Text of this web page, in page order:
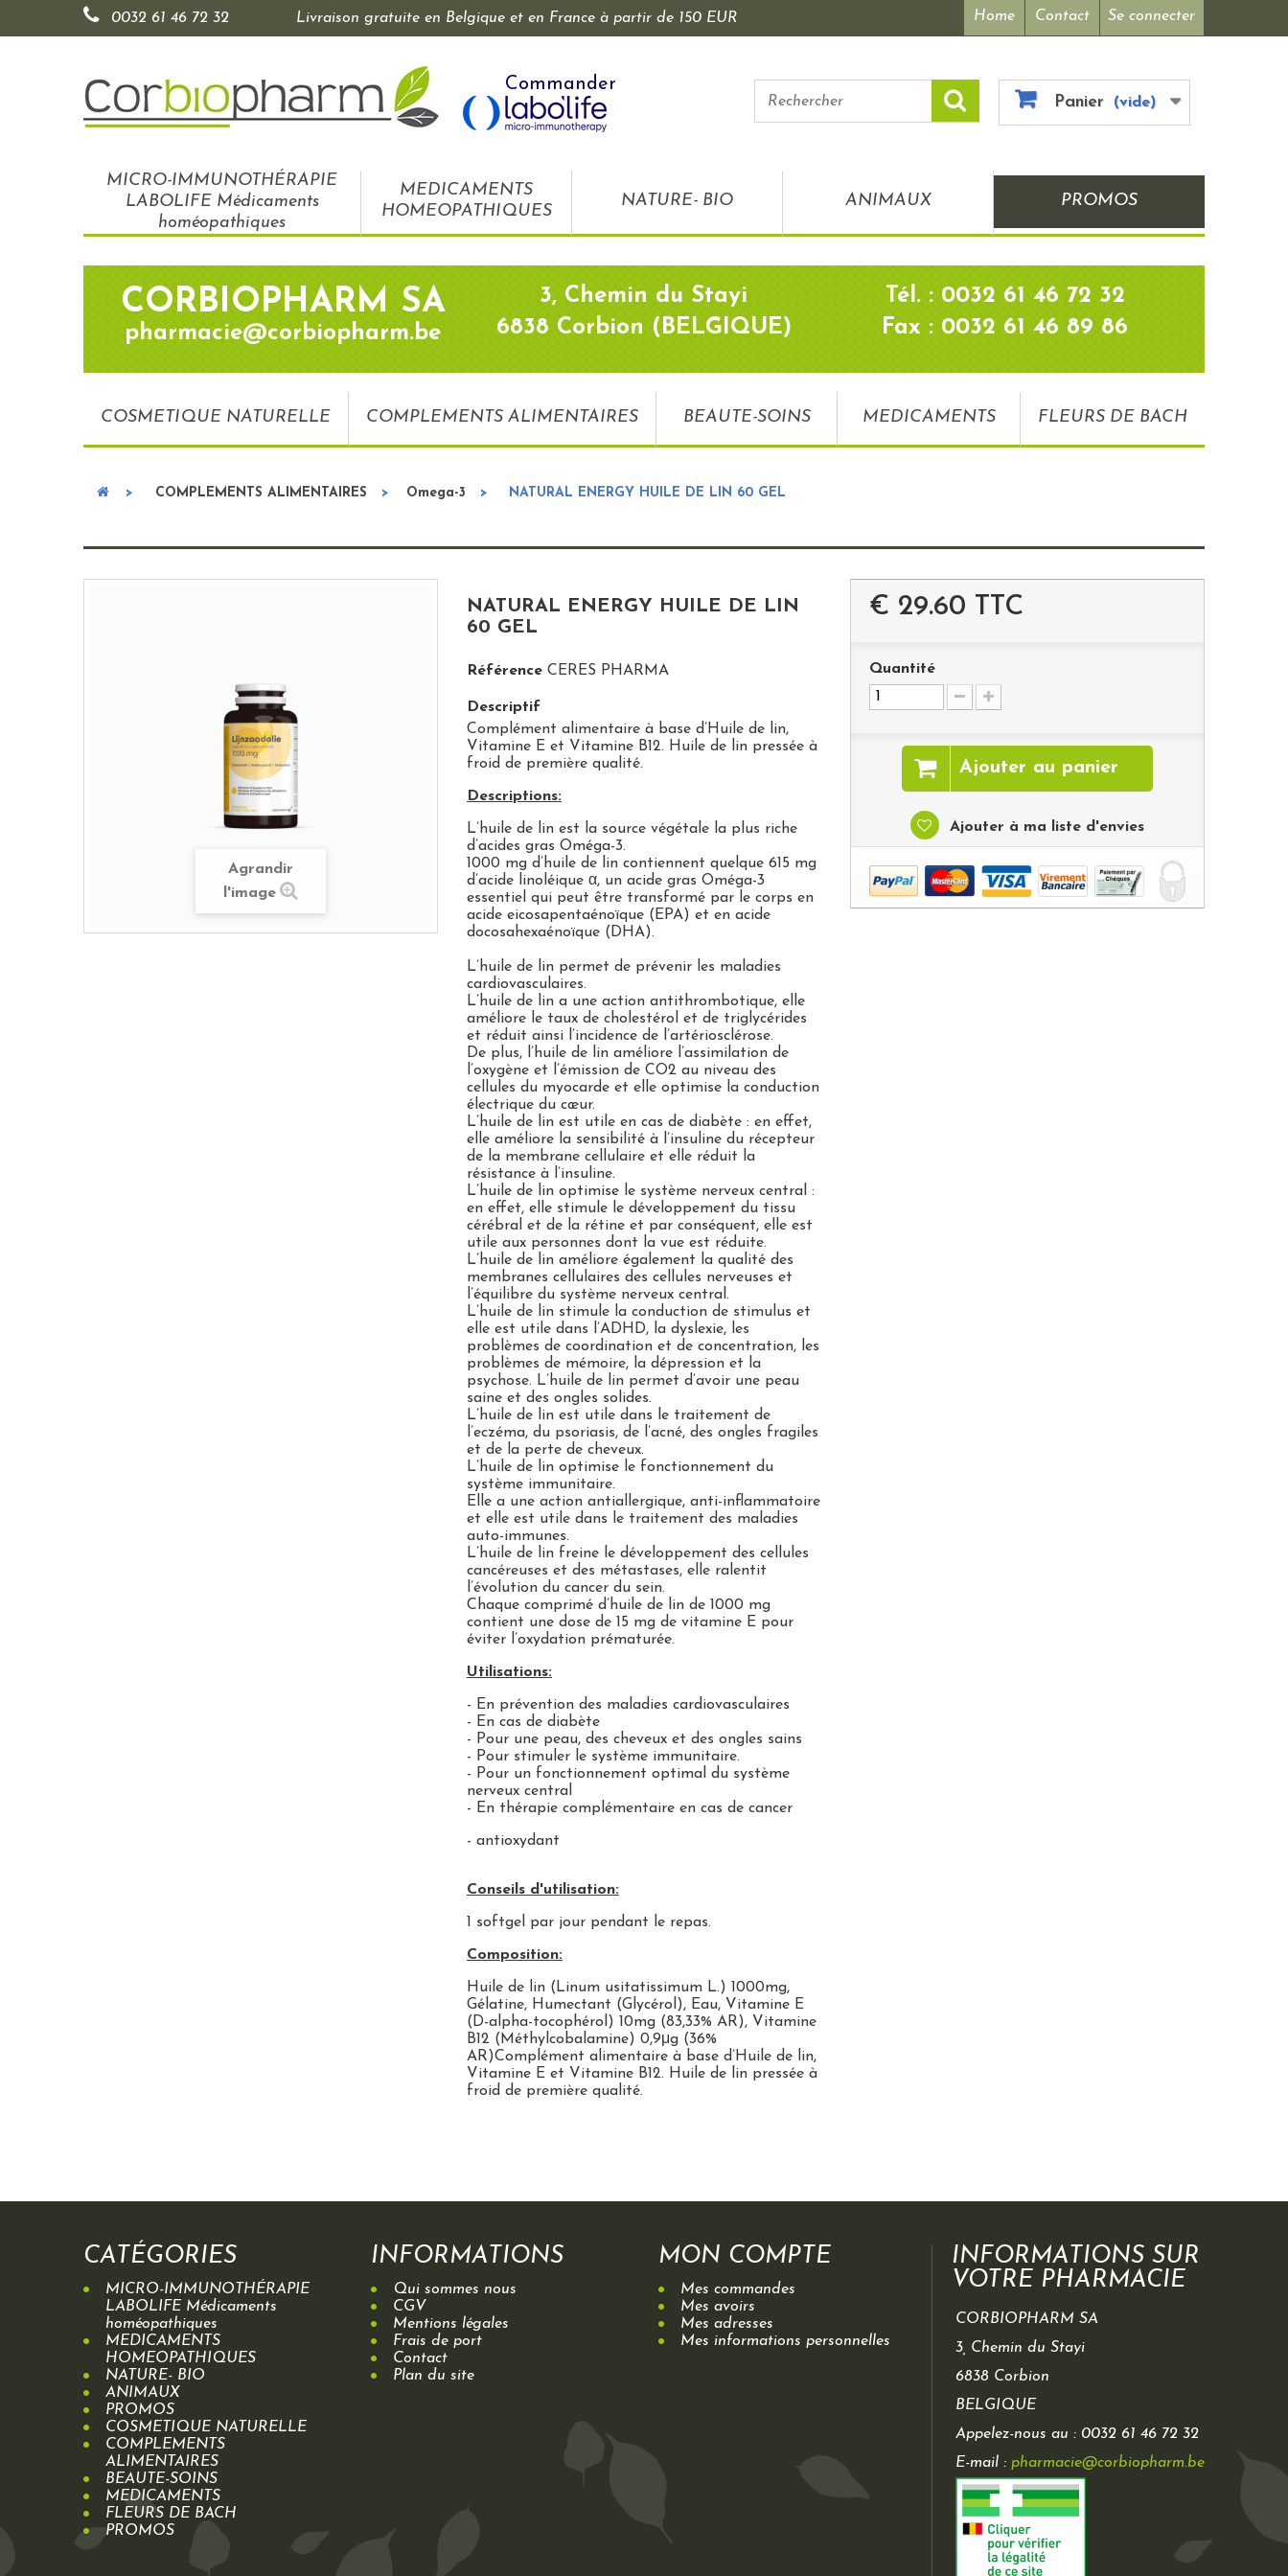
Se connecter
Home Contact
0032 61 46 72 32 Livraison gratuite en Belgique et en France à partir de 150 EUR
Commander
Panier (vide)
MICRO-IMMUNOTHÉRAPIE
LABOLIFE Médicaments
homéopathiques
MEDICAMENTS
HOMEOPATHIQUES
NATURE- BIO ANIMAUX PROMOS
CORBIOPHARM SA
pharmacie@corbiopharm.be
3, Chemin du Stayi
6838 Corbion (BELGIQUE)
Tél. : 0032 61 46 72 32
Fax : 0032 61 46 89 86
COSMETIQUE NATURELLE COMPLEMENTS ALIMENTAIRES BEAUTE-SOINS MEDICAMENTS FLEURS DE BACH
> COMPLEMENTS ALIMENTAIRES > Omega-3 > NATURAL ENERGY HUILE DE LIN 60 GEL
Agrandir
l'image
NATURAL ENERGY HUILE DE LIN
60 GEL
Référence CERES PHARMA
Descriptif
Complément alimentaire à base d’Huile de lin,
Vitamine E et Vitamine B12. Huile de lin pressée à
froid de première qualité.
Descriptions:
L’huile de lin est la source végétale la plus riche
d’acides gras Oméga-3.
1000 mg d’huile de lin contiennent quelque 615 mg
d’acide linoléique α, un acide gras Oméga-3
essentiel qui peut être transformé par le corps en
acide eicosapentaénoïque (EPA) et en acide
docosahexaénoïque (DHA).
L’huile de lin permet de prévenir les maladies
cardiovasculaires.
L’huile de lin a une action antithrombotique, elle
améliore le taux de cholestérol et de triglycérides
et réduit ainsi l’incidence de l’artériosclérose.
De plus, l’huile de lin améliore l’assimilation de
l’oxygène et l’émission de CO2 au niveau des
cellules du myocarde et elle optimise la conduction
électrique du cœur.
L’huile de lin est utile en cas de diabète : en effet,
elle améliore la sensibilité à l’insuline du récepteur
de la membrane cellulaire et elle réduit la
résistance à l’insuline.
L’huile de lin optimise le système nerveux central :
en effet, elle stimule le développement du tissu
cérébral et de la rétine et par conséquent, elle est
utile aux personnes dont la vue est réduite.
L’huile de lin améliore également la qualité des
membranes cellulaires des cellules nerveuses et
l’équilibre du système nerveux central.
L’huile de lin stimule la conduction de stimulus et
elle est utile dans l’ADHD, la dyslexie, les
problèmes de coordination et de concentration, les
problèmes de mémoire, la dépression et la
psychose. L’huile de lin permet d’avoir une peau
saine et des ongles solides.
L’huile de lin est utile dans le traitement de
l’eczéma, du psoriasis, de l’acné, des ongles fragiles
et de la perte de cheveux.
L’huile de lin optimise le fonctionnement du
système immunitaire.
Elle a une action antiallergique, anti-inflammatoire
et elle est utile dans le traitement des maladies
auto-immunes.
L’huile de lin freine le développement des cellules
cancéreuses et des métastases, elle ralentit
l’évolution du cancer du sein.
Chaque comprimé d’huile de lin de 1000 mg
contient une dose de 15 mg de vitamine E pour
éviter l’oxydation prématurée.
Utilisations:
- En prévention des maladies cardiovasculaires
- En cas de diabète
- Pour une peau, des cheveux et des ongles sains
- Pour stimuler le système immunitaire.
- Pour un fonctionnement optimal du système
nerveux central
- En thérapie complémentaire en cas de cancer
- antioxydant
Conseils d'utilisation:
1 softgel par jour pendant le repas.
Composition:
Huile de lin (Linum usitatissimum L.) 1000mg,
Gélatine, Humectant (Glycérol), Eau, Vitamine E
(D-alpha-tocophérol) 10mg (83,33% AR), Vitamine
B12 (Méthylcobalamine) 0,9μg (36%
AR)Complément alimentaire à base d’Huile de lin,
Vitamine E et Vitamine B12. Huile de lin pressée à
froid de première qualité.
€ 29.60 TTC
Quantité
Ajouter au panier
Ajouter à ma liste d'envies
CATÉGORIES
MICRO-IMMUNOTHÉRAPIE
LABOLIFE Médicaments
homéopathiques
MEDICAMENTS
HOMEOPATHIQUES
NATURE- BIO
ANIMAUX
PROMOS
COSMETIQUE NATURELLE
COMPLEMENTS
ALIMENTAIRES
BEAUTE-SOINS
MEDICAMENTS
FLEURS DE BACH
PROMOS
INFORMATIONS
Qui sommes nous
CGV
Mentions légales
Frais de port
Contact
Plan du site
MON COMPTE
Mes commandes
Mes avoirs
Mes adresses
Mes informations personnelles
INFORMATIONS SUR
VOTRE PHARMACIE
CORBIOPHARM SA
3, Chemin du Stayi
6838 Corbion
BELGIQUE
Appelez-nous au : 0032 61 46 72 32
E-mail : pharmacie@corbiopharm.be